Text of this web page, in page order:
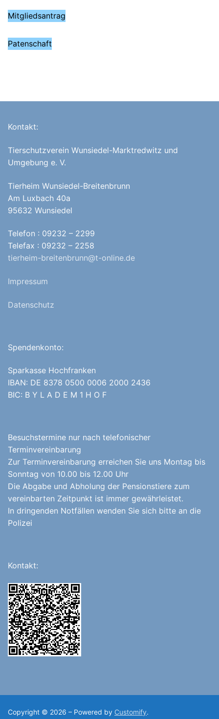
Mitgliedsantrag
Patenschaft
Kontakt:
Tierschutzverein Wunsiedel-Marktredwitz und
Umgebung e. V.
Tierheim Wunsiedel-Breitenbrunn
Am Luxbach 40a
95632 Wunsiedel
Telefon : 09232 – 2299
Telefax : 09232 – 2258
tierheim-breitenbrunn@t-online.de
Impressum
Datenschutz
Spendenkonto:
Sparkasse Hochfranken
IBAN: DE 8378 0500 0006 2000 2436
BIC: B Y L A D E M 1 H O F
Besuchstermine nur nach telefonischer
Terminvereinbarung
Zur Terminvereinbarung erreichen Sie uns Montag bis
Sonntag von 10.00 bis 12.00 Uhr
Die Abgabe und Abholung der Pensionstiere zum
vereinbarten Zeitpunkt ist immer gewährleistet.
In dringenden Notfällen wenden Sie sich bitte an die
Polizei
Kontakt:
Copyright © 2026 – Powered by Customify.